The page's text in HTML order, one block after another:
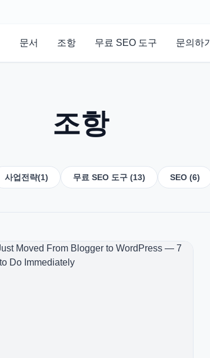
문서 조항 무료 SEO 도구 문의하기
조항
사업전략(1) 무료 SEO 도구 (13) SEO (6)